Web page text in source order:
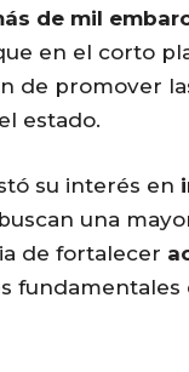
de mil
en el corto
de promover
estado.
su interés en
una
de fortalecer